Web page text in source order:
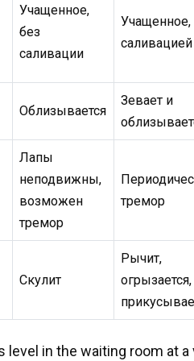
Учащенное,
без
саливации
Учащенное,
саливацией
Облизывается
Зевает и
Лапы
неподвижны,
возможен
тремор
тремор
Скулит
Рычит,
огрызается,
level in the waiting room at